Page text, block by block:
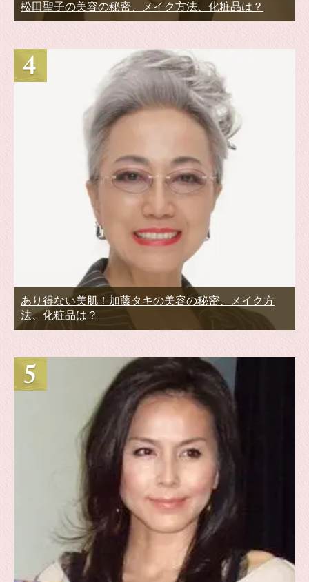
松田聖子の美容の秘密、メイク方法、化粧品は？
あり得ない美肌！加藤タキの美容の秘密、メイク方
法、化粧品は？